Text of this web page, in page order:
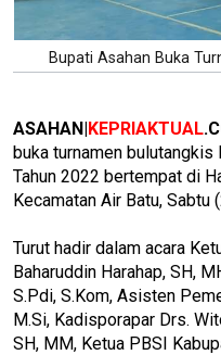
Bupati Asahan Buka
ASAHAN|KEPRIAKTUAL
buka turnamen bulutangkis
Tahun 2022 bertempat di
Kecamatan Air Batu,
Turut hadir dalam acara
Baharuddin Harahap, SH,
S.Pdi, S.Kom, Asisten
M.Si, Kadisporapar Drs.
SH, MM, Ketua PBSI